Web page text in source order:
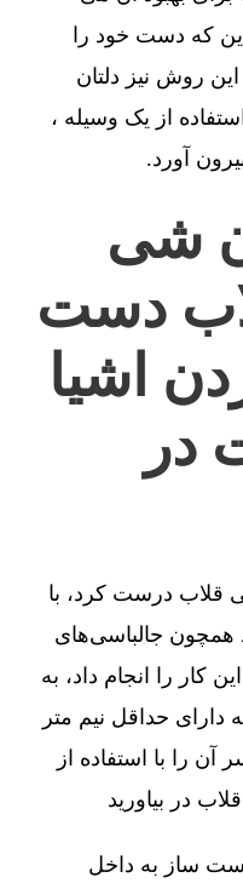
که دست خود را
روش نیز دلتان
از یک وسیله ،
آورد.
شی
دست
اشیا
در
قلاب درست کرد، با
همچون جالباسی‌های
کار را انجام داد، به
حداقل نیم متر
را با استفاده از
در بیاورید
ساز به داخل